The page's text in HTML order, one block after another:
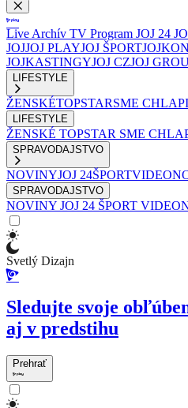
Live Archív TV Program JOJ 24
JOJJOJ PLAYJOJ ŠPORTJOJKO
JOJKASTINGYJOJ CZJOJ
LIFESTYLE
ŽENSKÉTOPSTARSME CHLAPI
LIFESTYLE
ŽENSKÉ TOPSTAR SME
SPRAVODAJSTVO
NOVINYJOJ 24ŠPORT
SPRAVODAJSTVO
NOVINY JOJ 24 ŠPORT
Svetlý Dizajn
Sledujte svoje
aj v predstihu
Prehrať